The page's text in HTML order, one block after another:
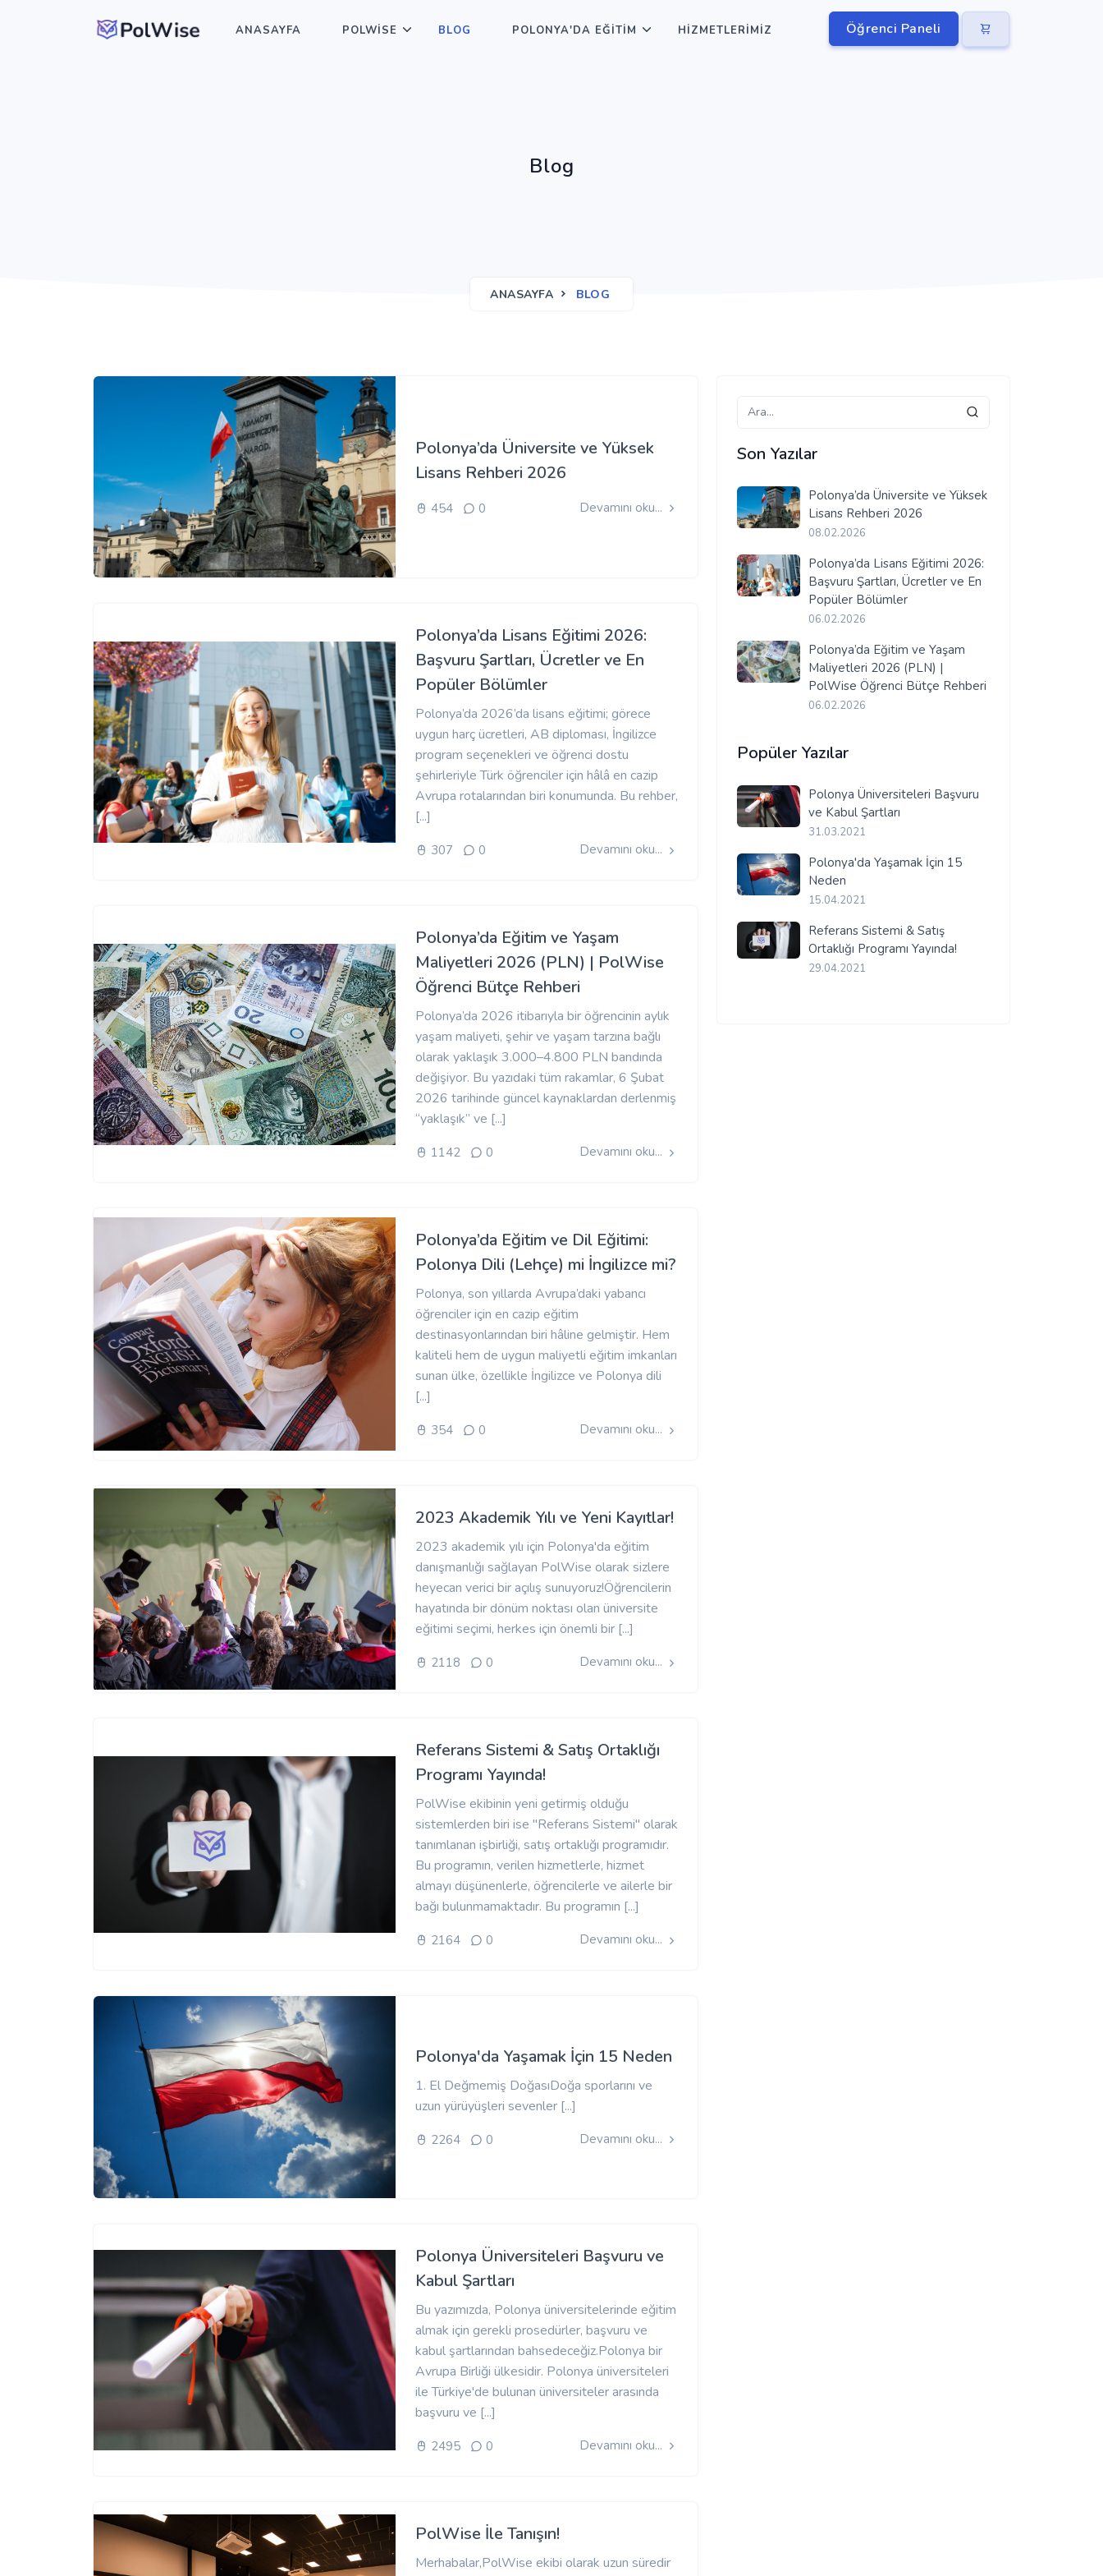
Öğrenci Paneli
ANASAYFA POLWISE BLOG POLONYA'DA EĞITIM HIZMETLERIMIZ
Blog
ANASAYFA BLOG
Polonya’da Üniversite ve Yüksek
Lisans Rehberi 2026
454 0 Devamını oku...
Polonya’da Lisans Eğitimi 2026:
Başvuru Şartları, Ücretler ve En
Popüler Bölümler
Polonya’da 2026’da lisans eğitimi; görece
uygun harç ücretleri, AB diploması, İngilizce
program seçenekleri ve öğrenci dostu
şehirleriyle Türk öğrenciler için hâlâ en cazip
Avrupa rotalarından biri konumunda. Bu rehber,
[...]
307 0 Devamını oku...
Polonya’da Eğitim ve Yaşam
Maliyetleri 2026 (PLN) | PolWise
Öğrenci Bütçe Rehberi
Polonya’da 2026 itibarıyla bir öğrencinin aylık
yaşam maliyeti, şehir ve yaşam tarzına bağlı
olarak yaklaşık 3.000–4.800 PLN bandında
değişiyor. Bu yazıdaki tüm rakamlar, 6 Şubat
2026 tarihinde güncel kaynaklardan derlenmiş
“yaklaşık” ve [...]
1142 0 Devamını oku...
Polonya’da Eğitim ve Dil Eğitimi:
Polonya Dili (Lehçe) mi İngilizce mi?
Polonya, son yıllarda Avrupa’daki yabancı
öğrenciler için en cazip eğitim
destinasyonlarından biri hâline gelmiştir. Hem
kaliteli hem de uygun maliyetli eğitim imkanları
sunan ülke, özellikle İngilizce ve Polonya dili
[...]
354 0 Devamını oku...
2023 Akademik Yılı ve Yeni Kayıtlar!
2023 akademik yılı için Polonya'da eğitim
danışmanlığı sağlayan PolWise olarak sizlere
heyecan verici bir açılış sunuyoruz!Öğrencilerin
hayatında bir dönüm noktası olan üniversite
eğitimi seçimi, herkes için önemli bir [...]
2118 0 Devamını oku...
Referans Sistemi & Satış Ortaklığı
Programı Yayında!
PolWise ekibinin yeni getirmiş olduğu
sistemlerden biri ise "Referans Sistemi" olarak
tanımlanan işbirliği, satış ortaklığı programıdır.
Bu programın, verilen hizmetlerle, hizmet
almayı düşünenlerle, öğrencilerle ve ailerle bir
bağı bulunmamaktadır. Bu programın [...]
2164 0 Devamını oku...
Polonya'da Yaşamak İçin 15 Neden
1. El Değmemiş DoğasıDoğa sporlarını ve
uzun yürüyüşleri sevenler [...]
2264 0 Devamını oku...
Polonya Üniversiteleri Başvuru ve
Kabul Şartları
Bu yazımızda, Polonya üniversitelerinde eğitim
almak için gerekli prosedürler, başvuru ve
kabul şartlarından bahsedeceğiz.Polonya bir
Avrupa Birliği ülkesidir. Polonya üniversiteleri
ile Türkiye'de bulunan üniversiteler arasında
başvuru ve [...]
2495 0 Devamını oku...
PolWise İle Tanışın!
Merhabalar,PolWise ekibi olarak uzun süredir
Son Yazılar
Polonya’da Üniversite ve Yüksek
Lisans Rehberi 2026
08.02.2026
Polonya’da Lisans Eğitimi 2026:
Başvuru Şartları, Ücretler ve En
Popüler Bölümler
06.02.2026
Polonya’da Eğitim ve Yaşam
Maliyetleri 2026 (PLN) |
PolWise Öğrenci Bütçe Rehberi
06.02.2026
Popüler Yazılar
Polonya Üniversiteleri Başvuru
ve Kabul Şartları
31.03.2021
Polonya'da Yaşamak İçin 15
Neden
15.04.2021
Referans Sistemi & Satış
Ortaklığı Programı Yayında!
29.04.2021